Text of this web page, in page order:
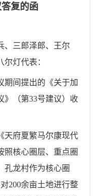
复的函
、三郎泽郎、王尔
灯代表：
期间提出的《关于加
》（第33号建议）收
天府夏繁马尔康现代
照核心圈层、重点圈
孔龙村作为核心圈
200余亩土地进行整